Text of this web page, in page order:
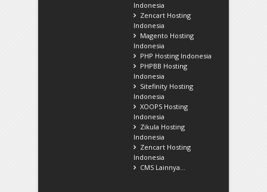
Indonesia
Zencart Hosting
Indonesia
Magento Hosting
Indonesia
PHP Hosting Indonesia
PHPBB Hosting
Indonesia
Sitefinity Hosting
Indonesia
XOOPS Hosting
Indonesia
Zikula Hosting
Indonesia
Zencart Hosting
Indonesia
CMS Lainnya...